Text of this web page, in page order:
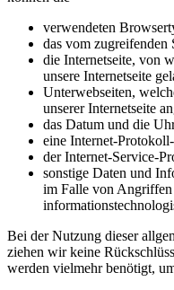
verwendeten
das vom zugreifenden
die Internetseite, von
unsere Internetseite
Unterwebseiten,
unserer Internetseite
das Datum und die
eine Internet-
der Internet-Service-
sonstige Daten und
im Falle von Angriffen
Bei der Nutzung dieser
ziehen wir keine
werden vielmehr benötigt,